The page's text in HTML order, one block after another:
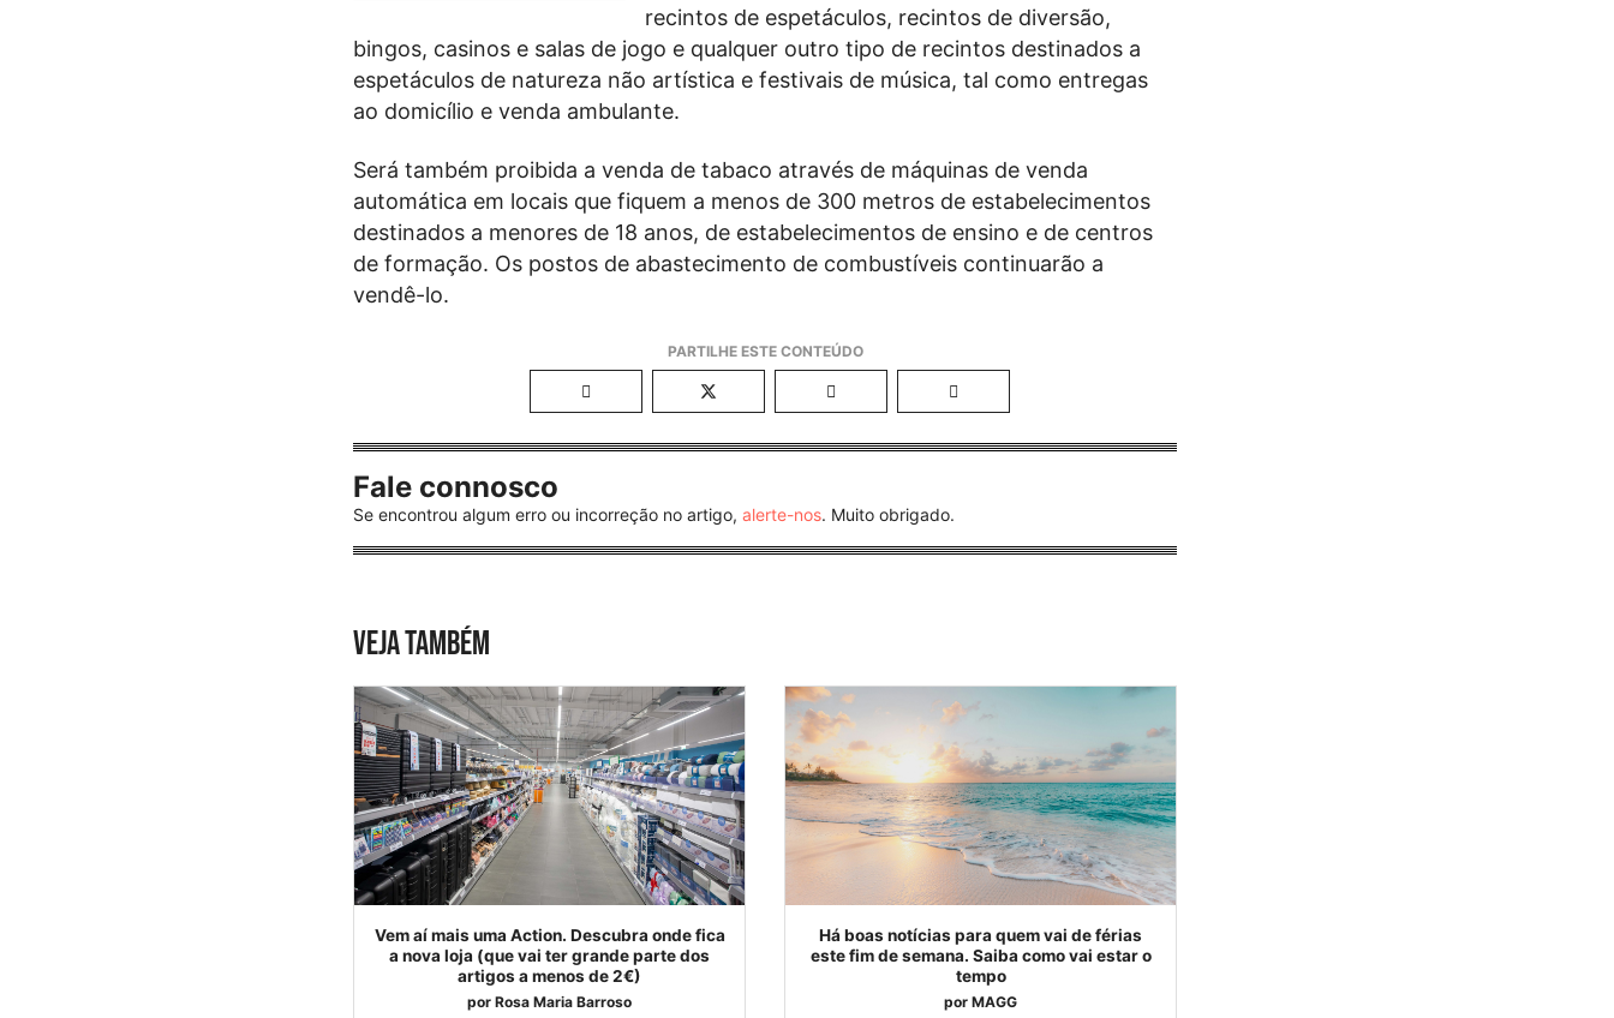
recintos de espetáculos, recintos de diversão,
bingos, casinos e salas de jogo e qualquer outro tipo de recintos destinados a
espetáculos de natureza não artística e festivais de música, tal como entregas
ao domicílio e venda ambulante.
Será também proibida a venda de tabaco através de máquinas de venda
automática em locais que fiquem a menos de 300 metros de estabelecimentos
destinados a menores de 18 anos, de estabelecimentos de ensino e de centros
de formação. Os postos de abastecimento de combustíveis continuarão a
vendê-lo.
Fale connosco
Se encontrou algum erro ou incorreção no artigo,alerte-nos. Muito obrigado.
VEJA TAMBÉM
Vem aí mais uma Action. Descubra onde fica
a nova loja (que vai ter grande parte dos
artigos a menos de 2€)
por Rosa Maria Barroso
Há boas notícias para quem vai de férias
este fim de semana. Saiba como vai estar o
tempo
por MAGG